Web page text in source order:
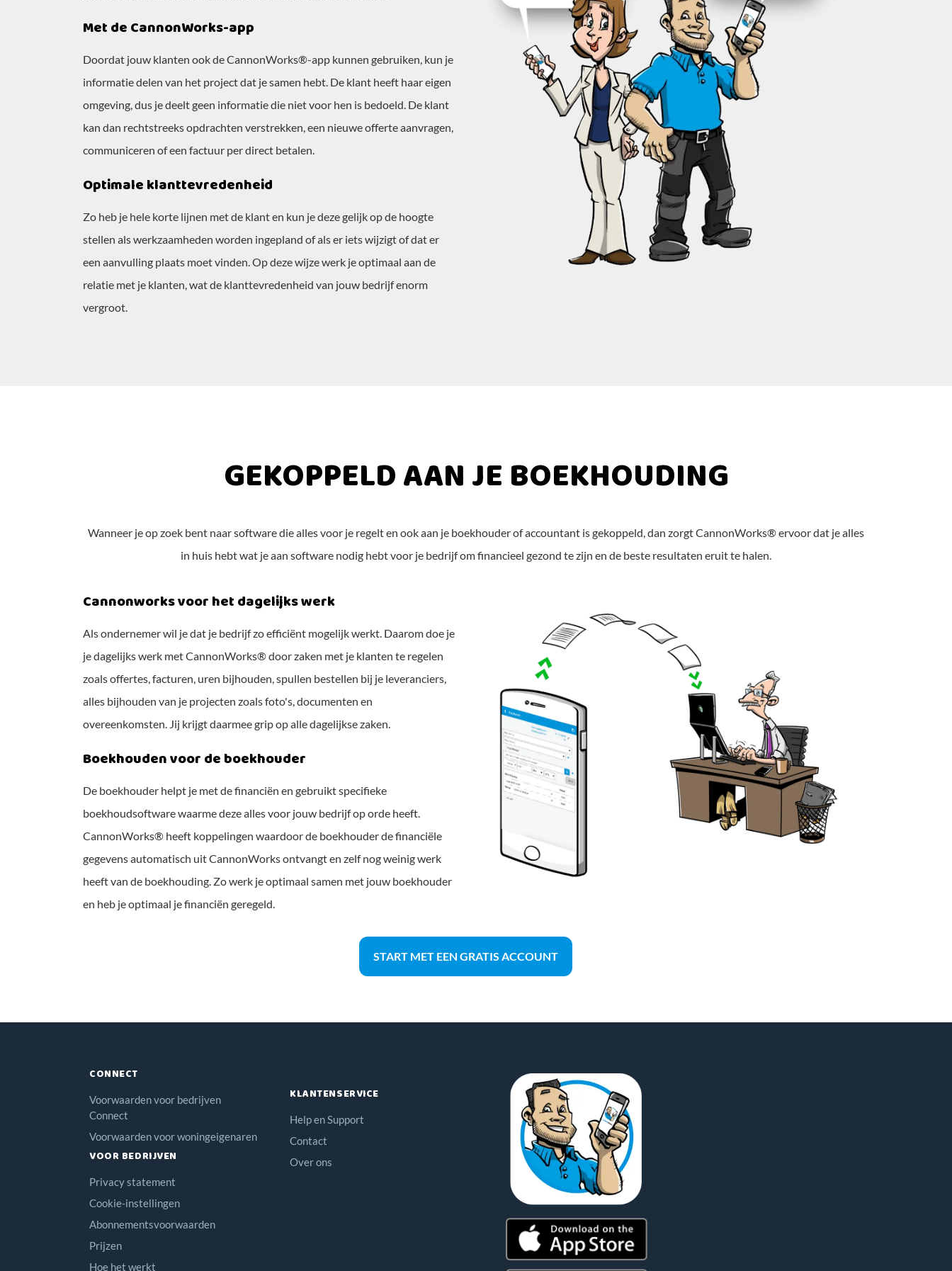
Met de CannonWorks-app
Doordat jouw klanten ook de CannonWorks®-app kunnen gebruiken, kun je
informatie delen van het project dat je samen hebt. De klant heeft haar eigen
omgeving, dus je deelt geen informatie die niet voor hen is bedoeld. De klant
kan dan rechtstreeks opdrachten verstrekken, een nieuwe offerte aanvragen,
communiceren of een factuur per direct betalen.
Optimale klanttevredenheid
Zo heb je hele korte lijnen met de klant en kun je deze gelijk op de hoogte
stellen als werkzaamheden worden ingepland of als er iets wijzigt of dat er
een aanvulling plaats moet vinden. Op deze wijze werk je optimaal aan de
relatie met je klanten, wat de klanttevredenheid van jouw bedrijf enorm
vergroot.
GEKOPPELD AAN JE BOEKHOUDING
Wanneer je op zoek bent naar software die alles voor je regelt en ook aan je boekhouder of accountant is gekoppeld, dan zorgt CannonWorks® ervoor dat je alles
in huis hebt wat je aan software nodig hebt voor je bedrijf om financieel gezond te zijn en de beste resultaten eruit te halen.
Cannonworks voor het dagelijks werk
Als ondernemer wil je dat je bedrijf zo efficiënt mogelijk werkt. Daarom doe je
je dagelijks werk met CannonWorks® door zaken met je klanten te regelen
zoals offertes, facturen, uren bijhouden, spullen bestellen bij je leveranciers,
alles bijhouden van je projecten zoals foto's, documenten en
overeenkomsten. Jij krijgt daarmee grip op alle dagelijkse zaken.
Boekhouden voor de boekhouder
De boekhouder helpt je met de financiën en gebruikt specifieke
boekhoudsoftware waarme deze alles voor jouw bedrijf op orde heeft.
CannonWorks® heeft koppelingen waardoor de boekhouder de financiële
gegevens automatisch uit CannonWorks ontvangt en zelf nog weinig werk
heeft van de boekhouding. Zo werk je optimaal samen met jouw boekhouder
en heb je optimaal je financiën geregeld.
START MET EEN GRATIS ACCOUNT
CONNECT
Voorwaarden voor bedrijven
Connect
Voorwaarden voor woningeigenaren
VOOR BEDRIJVEN
Privacy statement
Cookie-instellingen
Abonnementsvoorwaarden
Prijzen
Hoe het werkt
KLANTENSERVICE
Help en Support
Contact
Over ons